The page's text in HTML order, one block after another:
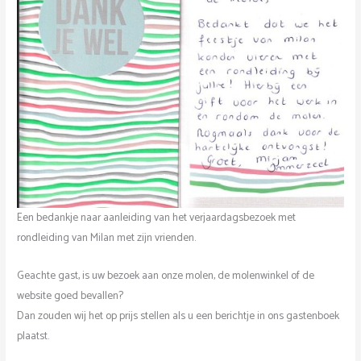
Een bedankje naar aanleiding van het verjaardagsbezoek met
rondleiding van Milan met zijn vrienden.
Geachte gast, is uw bezoek aan onze molen, de molenwinkel of de
website goed bevallen?
Dan zouden wij het op prijs stellen als u een berichtje in ons gastenboek
plaatst.